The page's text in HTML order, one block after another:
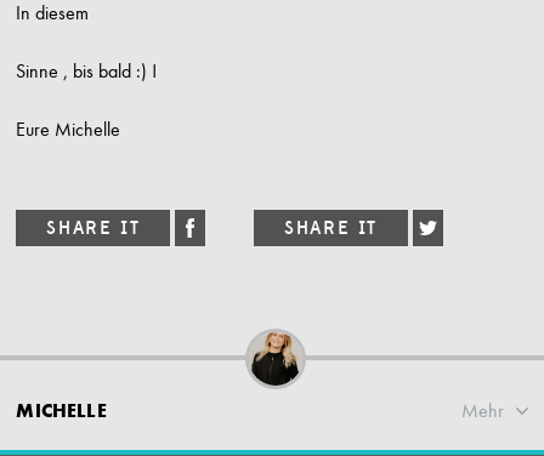
In diesem
Sinne , bis bald :) !
Eure Michelle
MICHELLE Mehr